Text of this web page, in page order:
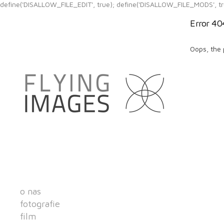
define('DISALLOW_FILE_EDIT', true); define('DISALLOW_FILE_MODS',
o nas
fotografie
film
Error
Oops, the